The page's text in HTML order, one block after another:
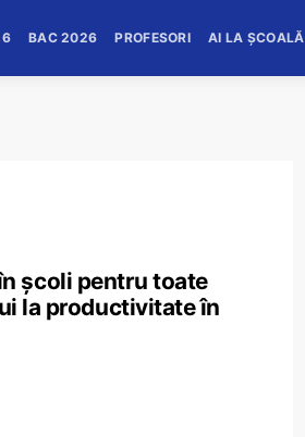
BAC 2026 PROFESORI AI LA ȘCOALĂ
școli pentru toate
la productivitate în